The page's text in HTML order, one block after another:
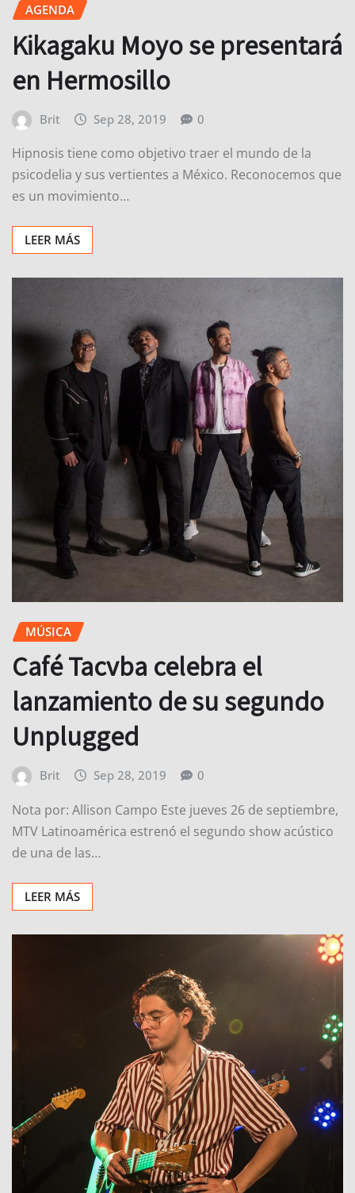
AGENDA
Kikagaku Moyo se presentará
en Hermosillo
Brit Sep 28, 2019 0
Hipnosis tiene como objetivo traer el mundo de la
psicodelia y sus vertientes a México. Reconocemos que
es un movimiento…
LEER MÁS
MÚSICA
Café Tacvba celebra el
lanzamiento de su segundo
Unplugged
Brit Sep 28, 2019 0
Nota por: Allison Campo Este jueves 26 de septiembre,
MTV Latinoamérica estrenó el segundo show acústico
de una de las…
LEER MÁS